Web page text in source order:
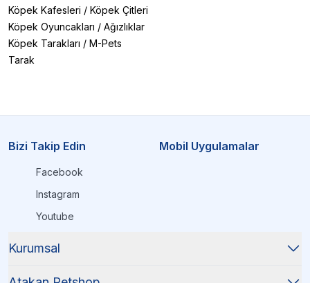
Köpek Kafesleri / Köpek Çitleri
Köpek Oyuncakları / Ağızlıklar
Köpek Tarakları / M-Pets
Tarak
Bizi Takip Edin
Facebook
Instagram
Youtube
Mobil Uygulamalar
Kurumsal